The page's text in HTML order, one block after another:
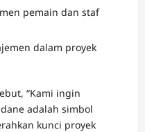
pemain dan staf
dalam proyek
“Kami ingin
adalah simbol
kunci proyek